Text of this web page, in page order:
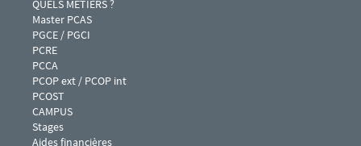
Menu footer IPAG 4
QUELS MÉTIERS ?
Master PCAS
PGCE / PGCI
PCRE
PCCA
PCOP ext / PCOP int
PCOST
Menu footer IPAG 5
CAMPUS
Stages
Aides financières